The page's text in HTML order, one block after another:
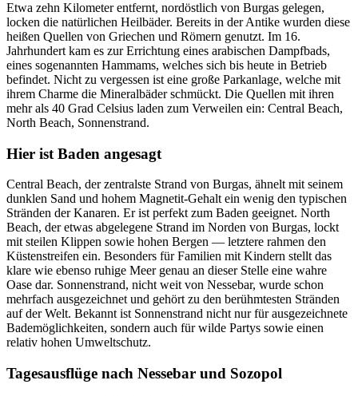
Etwa zehn Kilometer entfernt, nordöstlich von Burgas gelegen,
locken die natürlichen Heilbäder. Bereits in der Antike wurden diese
heißen Quellen von Griechen und Römern genutzt. Im 16.
Jahrhundert kam es zur Errichtung eines arabischen Dampfbads,
eines sogenannten Hammams, welches sich bis heute in Betrieb
befindet. Nicht zu vergessen ist eine große Parkanlage, welche mit
ihrem Charme die Mineralbäder schmückt. Die Quellen mit ihren
mehr als 40 Grad Celsius laden zum Verweilen ein: Central Beach,
North Beach, Sonnenstrand.
Hier ist Baden angesagt
Central Beach, der zentralste Strand von Burgas, ähnelt mit seinem
dunklen Sand und hohem Magnetit-Gehalt ein wenig den typischen
Stränden der Kanaren. Er ist perfekt zum Baden geeignet. North
Beach, der etwas abgelegene Strand im Norden von Burgas, lockt
mit steilen Klippen sowie hohen Bergen — letztere rahmen den
Küstenstreifen ein. Besonders für Familien mit Kindern stellt das
klare wie ebenso ruhige Meer genau an dieser Stelle eine wahre
Oase dar. Sonnenstrand, nicht weit von Nessebar, wurde schon
mehrfach ausgezeichnet und gehört zu den berühmtesten Stränden
auf der Welt. Bekannt ist Sonnenstrand nicht nur für ausgezeichnete
Bademöglichkeiten, sondern auch für wilde Partys sowie einen
relativ hohen Umweltschutz.
Tagesausflüge nach Nessebar und Sozopol